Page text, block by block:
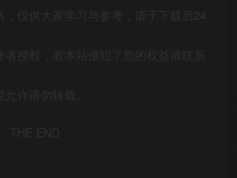
，仅供大家学习与参考，请于下载后24
者授权，若本站侵犯了您的权益请联系
许请勿转载。
THE END